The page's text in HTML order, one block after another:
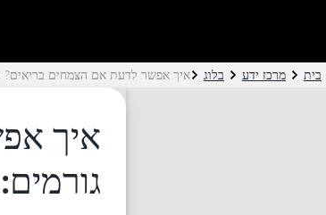
בית מרכז ידע בלוג איך אפשר לדעת אם הצמחים בריאים?
איך
גורמים: